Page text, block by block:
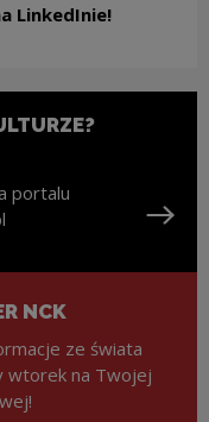
LinkedInie!
w nowym oknie
portalu
NCK
ze świata
wtorek na Twojej